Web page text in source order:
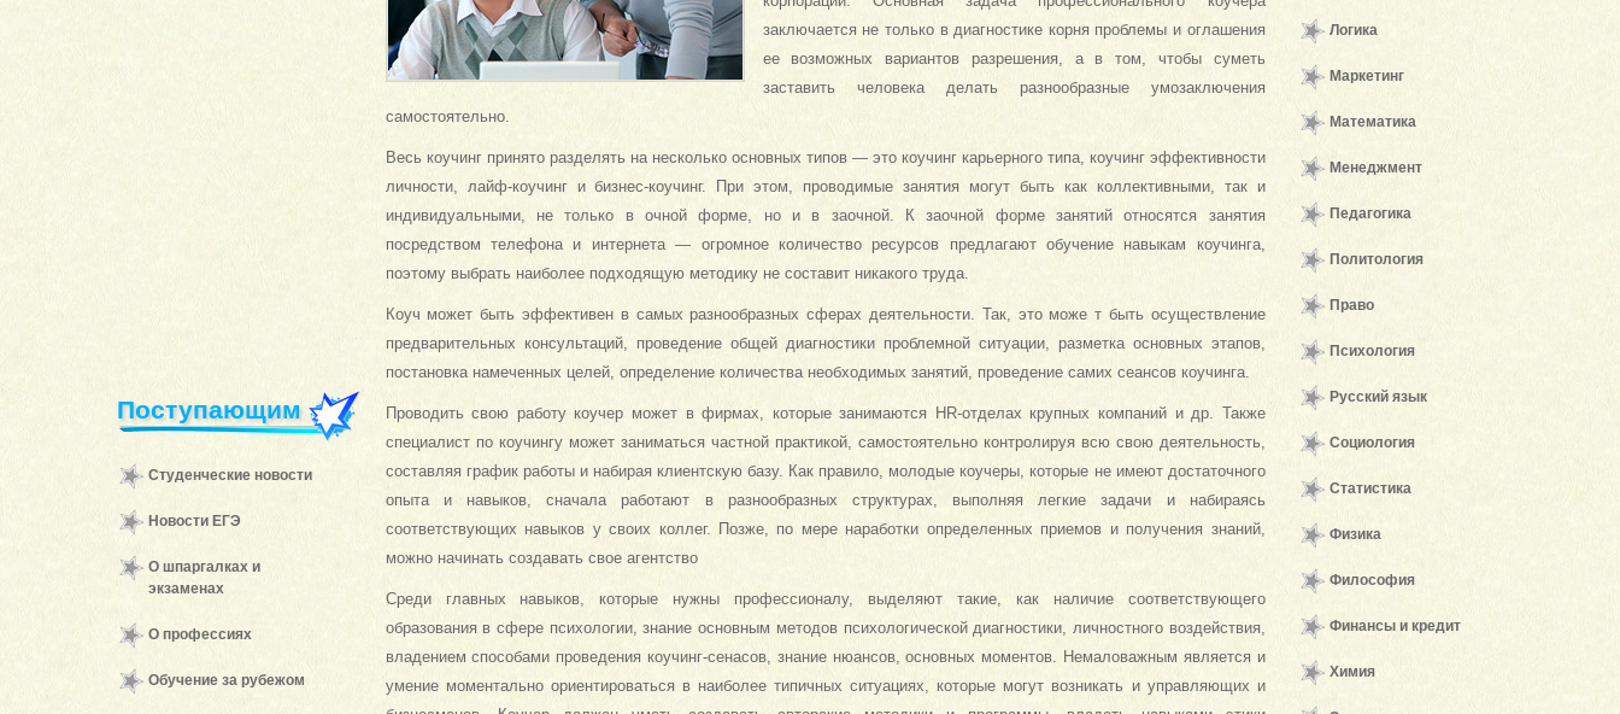
Поступающим
Студенческие новости
Новости ЕГЭ
О шпаргалках и
экзаменах
О профессиях
Обучение за рубежом
заключается не только в диагностике корня проблемы и оглашения
ее возможных вариантов разрешения, а в том, чтобы суметь
заставить человека делать разнообразные умозаключения
самостоятельно.
Весь коучинг принято разделять на несколько основных типов — это коучинг карьерного типа, коучинг эффективности
личности, лайф-коучинг и бизнес-коучинг. При этом, проводимые занятия могут быть как коллективными, так и
индивидуальными, не только в очной форме, но и в заочной. К заочной форме занятий относятся занятия
посредством телефона и интернета — огромное количество ресурсов предлагают обучение навыкам коучинга,
поэтому выбрать наиболее подходящую методику не составит никакого труда.
Коуч может быть эффективен в самых разнообразных сферах деятельности. Так, это може т быть осуществление
предварительных консультаций, проведение общей диагностики проблемной ситуации, разметка основных этапов,
постановка намеченных целей, определение количества необходимых занятий, проведение самих сеансов коучинга.
Проводить свою работу коучер может в фирмах, которые занимаются HR-отделах крупных компаний и др. Также
специалист по коучингу может заниматься частной практикой, самостоятельно контролируя всю свою деятельность,
составляя график работы и набирая клиентскую базу. Как правило, молодые коучеры, которые не имеют достаточного
опыта и навыков, сначала работают в разнообразных структурах, выполняя легкие задачи и набираясь
соответствующих навыков у своих коллег. Позже, по мере наработки определенных приемов и получения знаний,
можно начинать создавать свое агентство
Среди главных навыков, которые нужны профессионалу, выделяют такие, как наличие соответствующего
образования в сфере психологии, знание основным методов психологической диагностики, личностного воздействия,
владением способами проведения коучинг-сенасов, знание нюансов, основных моментов. Немаловажным является и
умение моментально ориентироваться в наиболее типичных ситуациях, которые могут возникать и управляющих и
Логика
Маркетинг
Математика
Менеджмент
Педагогика
Политология
Право
Психология
Русский язык
Социология
Статистика
Физика
Философия
Финансы и кредит
Химия